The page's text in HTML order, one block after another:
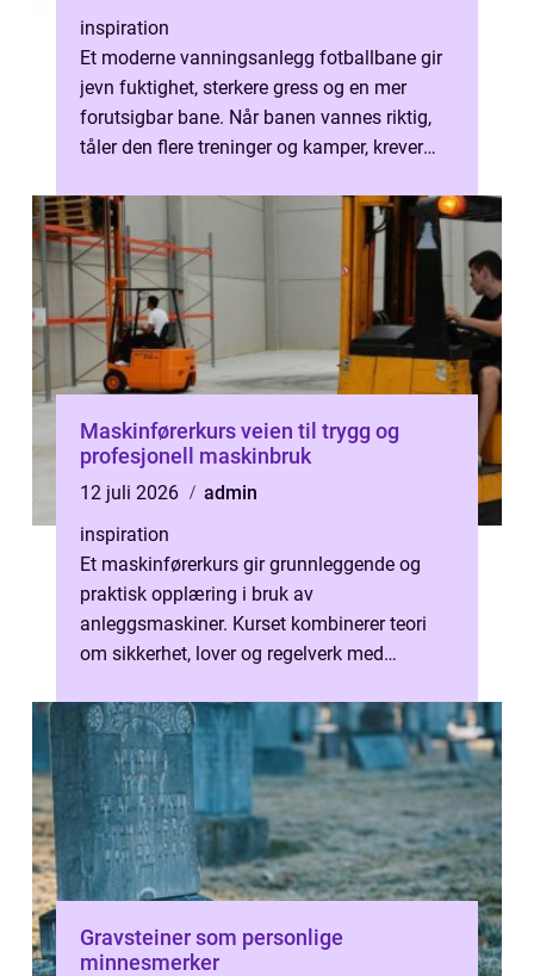
inspiration
Et moderne vanningsanlegg fotballbane gir
jevn fuktighet, sterkere gress og en mer
forutsigbar bane. Når banen vannes riktig,
tåler den flere treninger og kamper, krever
Maskinførerkurs veien til trygg og
profesjonell maskinbruk
12 juli 2026
admin
inspiration
Et maskinførerkurs gir grunnleggende og
praktisk opplæring i bruk av
anleggsmaskiner. Kurset kombinerer teori
om sikkerhet, lover og regelverk med
gravemaskin, hjullas...
Gravsteiner som personlige
minnesmerker